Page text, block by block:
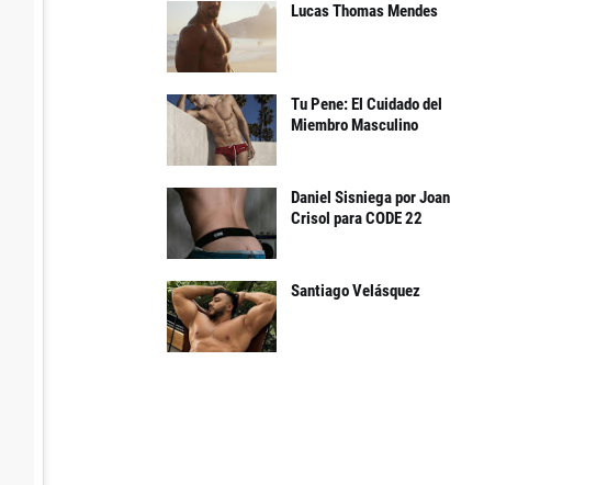
Lucas Thomas Mendes
Tu Pene: El Cuidado del
Miembro Masculino
Daniel Sisniega por Joan
Crisol para CODE 22
Santiago Velásquez